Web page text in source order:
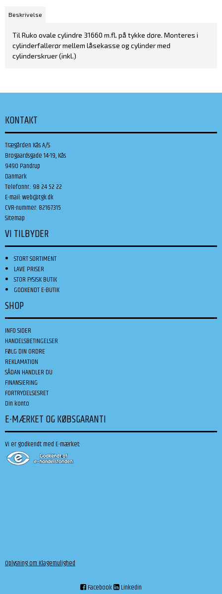
Beskrivelse
Til Ruko ovale cylindre 31660 m.fl. på tykke døre. Monteres i
cylinderfallerør mellem låsekasse og cylinder med
cylinderskruer (inkl.)
KONTAKT
Trægården Kås A/S
Brogaardsgade 14-19, Kås
9490 Pandrup
Danmark
Telefonnr.: 98 24 52 22
E-mail:web@tgk.dk
CVR-nummer: 82167315
Sitemap
VI TILBYDER
STORT SORTIMENT
LAVE PRISER
STOR FYSISK BUTIK
GODKENDT E-BUTIK
SHOP
INFO SIDER
HANDELSBETINGELSER
FØLG DIN ORDRE
REKLAMATION
SÅDAN HANDLER DU
FINANSIERING
FORTRYDELSESRET
Din konto
E-MÆRKET OG KØBSGARANTI
Vi er godkendt med E-mærket:
Oplysning om Klagemulighed
Facebook Linkedin